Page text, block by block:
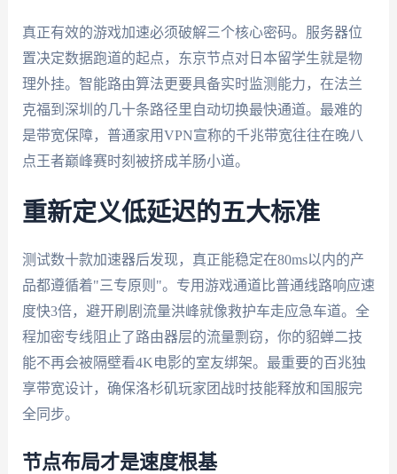
真正有效的游戏加速必须破解三个核心密码。服务器位
置决定数据跑道的起点，东京节点对日本留学生就是物
理外挂。智能路由算法更要具备实时监测能力，在法兰
克福到深圳的几十条路径里自动切换最快通道。最难的
是带宽保障，普通家用VPN宣称的千兆带宽往往在晚八
点王者巅峰赛时刻被挤成羊肠小道。
重新定义低延迟的五大标准
测试数十款加速器后发现，真正能稳定在80ms以内的产
品都遵循着"三专原则"。专用游戏通道比普通线路响应速
度快3倍，避开刷剧流量洪峰就像救护车走应急车道。全
程加密专线阻止了路由器层的流量剽窃，你的貂蝉二技
能不再会被隔壁看4K电影的室友绑架。最重要的百兆独
享带宽设计，确保洛杉矶玩家团战时技能释放和国服完
全同步。
节点布局才是速度根基